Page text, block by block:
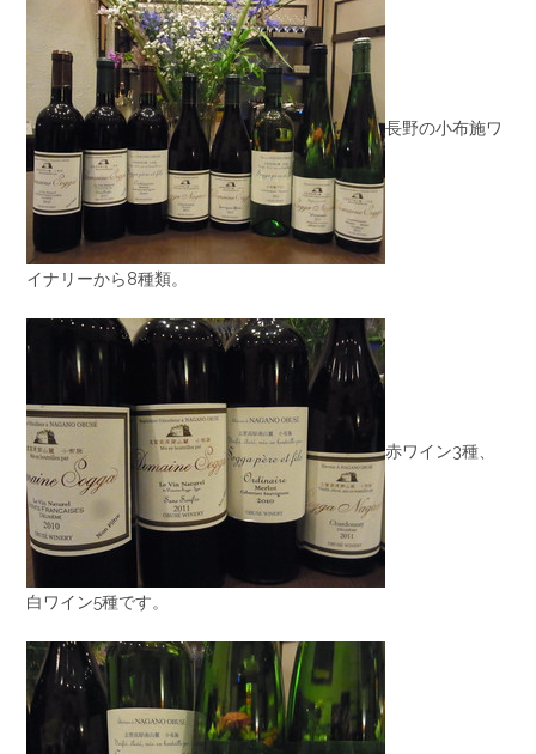
長野の小布施ワ
イナリーから8種類。
赤ワイン3種、
白ワイン5種です。